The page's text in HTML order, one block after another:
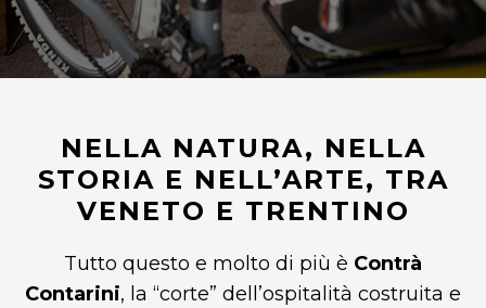
NELLA NATURA, NELLA
STORIA E NELL’ARTE, TRA
VENETO E TRENTINO
Tutto questo e molto di più è Contrà
Contarini, la “corte” dell’ospitalità costruita e